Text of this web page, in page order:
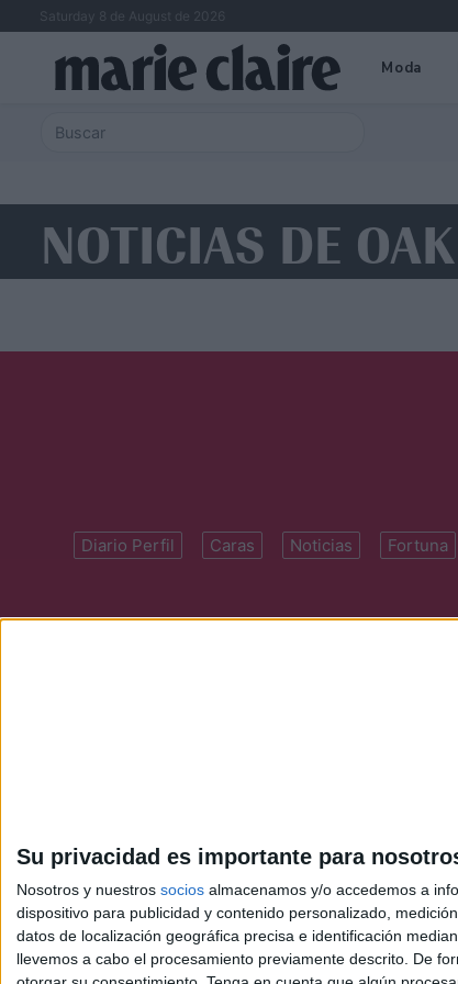
Su privacidad es importante para
Nosotros y nuestros socios almacenamos y/o accedemos a
dispositivo para publicidad y contenido personalizado,
datos de localización geográfica precisa e identificación
llevemos a cabo el procesamiento previamente descrito. De
Saturday 8 de August de 2026
Moda
NOTICIAS DE
Diario Perfil Caras Noticias Fortuna